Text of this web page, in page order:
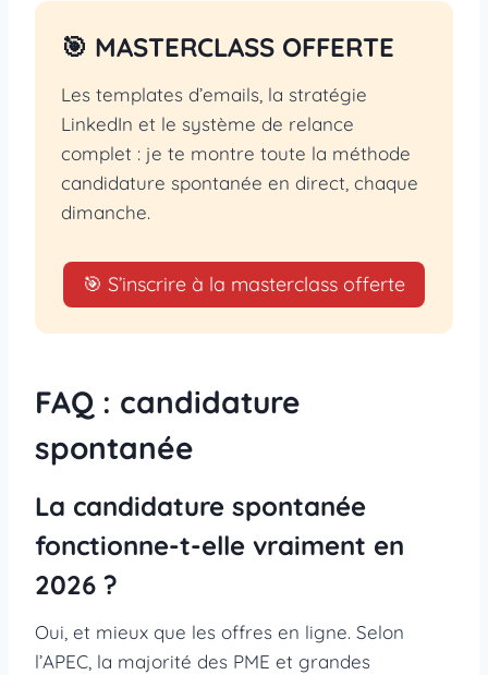
🎯 MASTERCLASS OFFERTE
Les templates d’emails, la stratégie
LinkedIn et le système de relance
complet : je te montre toute la méthode
candidature spontanée en direct, chaque
dimanche.
🎯 S’inscrire à la masterclass offerte
FAQ : candidature
spontanée
La candidature spontanée
fonctionne-t-elle vraiment en
2026 ?
Oui, et mieux que les offres en ligne. Selon
l’APEC, la majorité des PME et grandes